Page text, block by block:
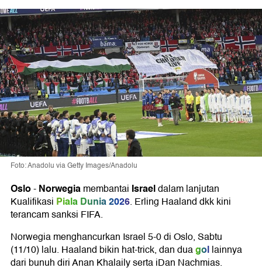
Foto: Anadolu via Getty Images/Anadolu
Oslo-Norwegiamembantai Israeldalam lanjutan
Kualifikasi Piala Dunia 2026. Erling Haaland dkk kini
terancam sanksi FIFA.
Norwegia menghancurkan Israel 5-0 di Oslo, Sabtu
(11/10) lalu. Haaland bikin hat-trick, dan duagollainnya
dari bunuh diri Anan Khalaily serta iDan Nachmias.